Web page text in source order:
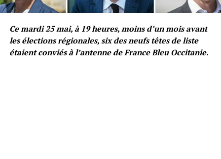
Ce mardi 25 mai, à 19 heures, moins d’un mois avant
les élections régionales, six des neufs têtes de liste
étaient conviés à l’antenne de France Bleu Occitanie.